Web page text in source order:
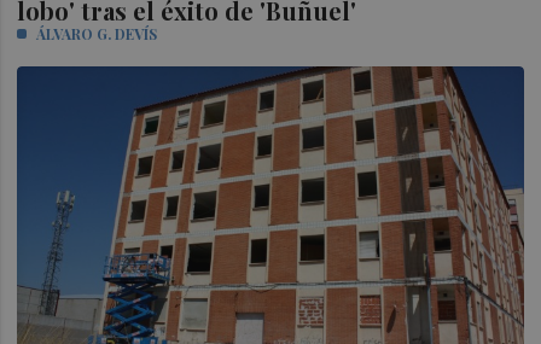
lobo' tras el éxito de 'Buñuel'
ÁLVARO G. DEVÍS